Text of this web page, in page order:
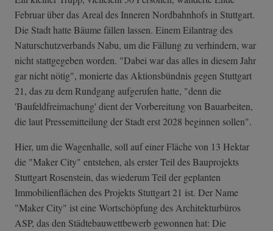
Februar über das Areal des Inneren Nordbahnhofs in Stuttgart.
Die Stadt hatte Bäume fällen lassen. Einem Eilantrag des
Naturschutzverbands Nabu, um die Fällung zu verhindern, war
nicht stattgegeben worden. "Dabei war das alles in diesem Jahr
gar nicht nötig", monierte das Aktionsbündnis gegen Stuttgart
21, das zu dem Rundgang aufgerufen hatte, "denn die
'Baufeldfreimachung' dient der Vorbereitung von Bauarbeiten,
die laut Pressemitteilung der Stadt erst 2028 beginnen sollen".
Hier, um die Wagenhalle, soll auf einer Fläche von 13 Hektar
die "Maker City" entstehen, als erster Teil des Bauprojekts
Stuttgart Rosenstein, das wiederum Teil der geplanten
Immobilienflächen des Projekts Stuttgart 21 ist. Der Name
"Maker City" ist eine Wortschöpfung des Architekturbüros
ASP, das den Städtebauwettbewerb gewonnen hat: Die